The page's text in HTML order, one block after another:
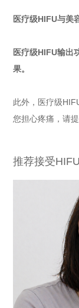
医疗级HIFU与美
医疗级HIFU输出
果。
此外，医疗级
您担心疼痛，请
推荐接受